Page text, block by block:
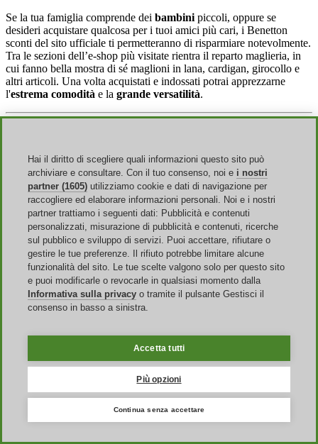
Se la tua famiglia comprende dei bambini piccoli, oppure se
desideri acquistare qualcosa per i tuoi amici più cari, i Benetton
sconti del sito ufficiale ti permetteranno di risparmiare notevolmente.
Tra le sezioni dell’e-shop più visitate rientra il reparto maglieria, in
cui fanno bella mostra di sé maglioni in lana, cardigan, girocollo e
altri articoli. Una volta acquistati e indossati potrai apprezzarne
l'estrema comodità e la grande versatilità.
sito ufficiale
Per quanto concerne lespese di spedizione , tale servizio è gratuito
per ordini superiori ai 40 euro, o nei confronti di chi ha approfittato
di un codice promo Benetton che preveda tale promozione. Per
ordini di importo inferiore, invece, il costo da sostenere per l'invio
dei prodotti è pari a 5 euro. La consegna avverrà in un arco di tempo
compresotra i 2 e i 5 giorni lavorativi. Potrai controllare lo stato di
avanzamento della spedizione in qualunque momento entrando nella
sezione "Stato dell'ordine", inserendo l'indirizzo email fornito in fase
d'acquisto e il numero d'ordine.
L’e-shop Benetton ha pensato anche a chi desidera fare un regalo
carta, lagift card, ti consentirà di mettere a disposizione una certa
cifra (sarai tu a stabilirla caricando di conseguenza la carta) della
persona che la riceverà. Quest'ultima potrà così utilizzare il Benetton
buono regalo per acquistare qualsiasi articolo in uno dei tanti negozi
un eventuale messaggio personale destinato alla persona che la
riceverà e sarà direttamente il negozio virtuale a consegnarla.
Hai il diritto di scegliere quali informazioni questo sito può
archiviare e consultare. Con il tuo consenso, noi e i nostri
partner (1605) utilizziamo cookie e dati di navigazione per
raccogliere ed elaborare informazioni personali. Noi e i nostri
partner trattiamo i seguenti dati: Pubblicità e contenuti
personalizzati, misurazione di pubblicità e contenuti, ricerche
sul pubblico e sviluppo di servizi. Puoi accettare, rifiutare o
gestire le tue preferenze. Il rifiuto potrebbe limitare alcune
funzionalità del sito. Le tue scelte valgono solo per questo sito
e puoi modificarle o revocarle in qualsiasi momento dalla
Informativa sulla privacy o tramite il pulsante Gestisci il
consenso in basso a sinistra.
Accetta tutti
Più opzioni
Continua senza accettare